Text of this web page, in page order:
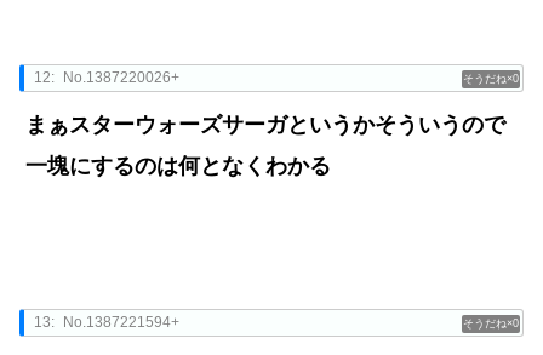
0
12: No.1387220026+
まぁスターウォーズサーガというかそういうので
一塊にするのは何となくわかる
0
13: No.1387221594+